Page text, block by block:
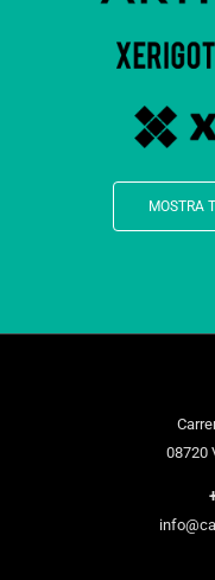
MOSTRA
08720